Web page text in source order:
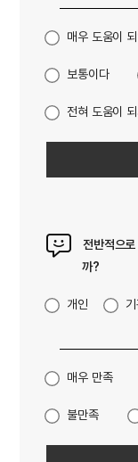
매우 도움이
보통이다
전혀 도움이
전반적으로
까?
개인
매우 만족
불만족